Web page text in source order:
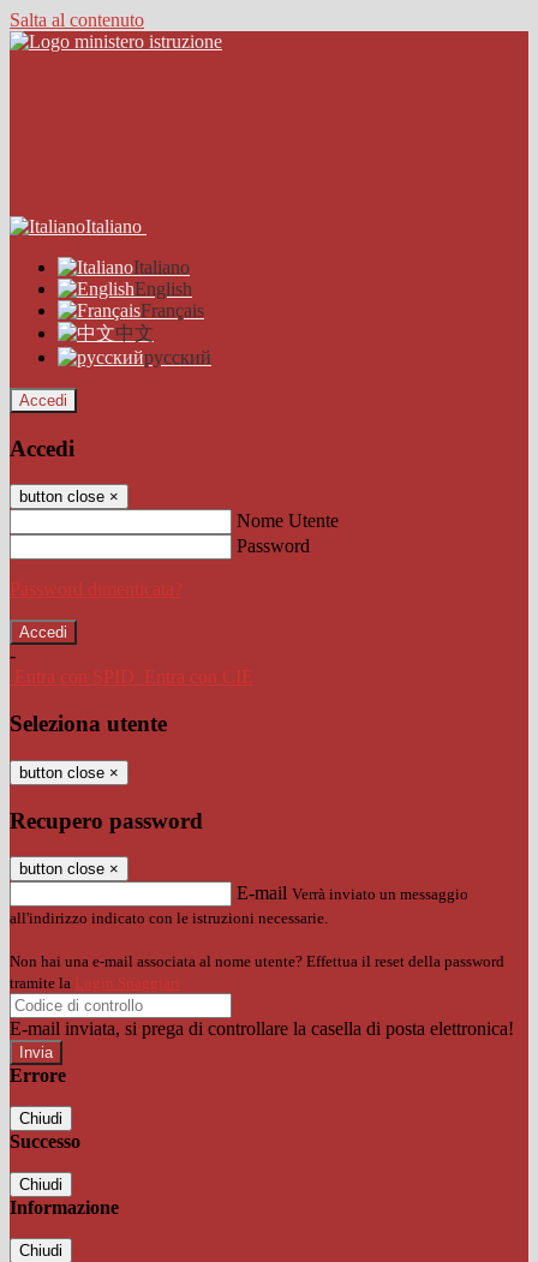
Salta al contenuto
Italiano
Italiano
English
Français
中文
русский
Accedi
Accedi
button close ×
Nome Utente
Password
Password dimenticata?
-
Entra con SPID
Entra con CIE
Seleziona utente
button close ×
Recupero password
button close ×
E-mail Verrà inviato un messaggio
all'indirizzo indicato con le istruzioni necessarie.
Non hai una e-mail associata al nome utente? Effettua il reset della password
tramite la Login Spaggiari
E-mail inviata, si prega di controllare la casella di posta elettronica!
Errore
Chiudi
Successo
Chiudi
Informazione
Chiudi